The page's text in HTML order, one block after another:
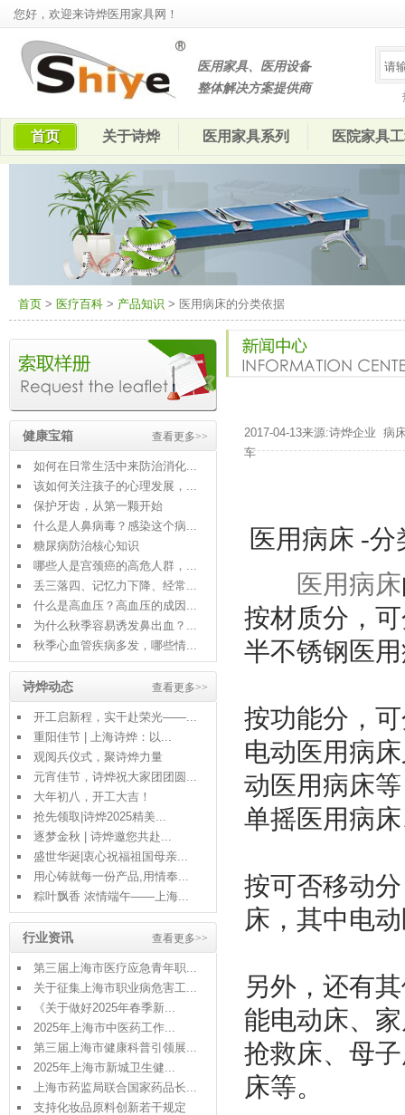
您好，欢迎来诗烨医用家具网！
医用家具、医用设备
整体解决方案提供商
首页 关于诗烨 医用家具系列 医院家具
首页 > 医疗百科 > 产品知识 > 医用病床的分类依据
查看更多>>
健康宝箱
如何在日常生活中来防治消化...
该如何关注孩子的心理发展，...
保护牙齿，从第一颗开始
什么是人鼻病毒？感染这个病...
糖尿病防治核心知识
哪些人是宫颈癌的高危人群，...
丢三落四、记忆力下降、经常...
什么是高血压？高血压的成因...
为什么秋季容易诱发鼻出血？...
秋季心血管疾病多发，哪些情...
查看更多>>
诗烨动态
开工启新程，实干赴荣光——...
重阳佳节 | 上海诗烨：以...
观阅兵仪式，聚诗烨力量
元宵佳节，诗烨祝大家团团圆...
大年初八，开工大吉！
抢先领取|诗烨2025精美...
逐梦金秋 | 诗烨邀您共赴...
盛世华诞|衷心祝福祖国母亲...
用心铸就每一份产品,用情奉...
粽叶飘香 浓情端午——上海...
查看更多>>
行业资讯
第三届上海市医疗应急青年职...
关于征集上海市职业病危害工...
《关于做好2025年春季新...
2025年上海市中医药工作...
第三届上海市健康科普引领展...
2025年上海市新城卫生健...
上海市药监局联合国家药品长...
支持化妆品原料创新若干规定
2017-04-13来源:诗烨企业 病
车
医用病床 -分
医用病床
按材质分，
半不锈钢医
按功能分，
电动医用病
动医用病床
单摇医用病
按可否移动
床，其中电
另外，还有
能电动床、
抢救床、母
床等。